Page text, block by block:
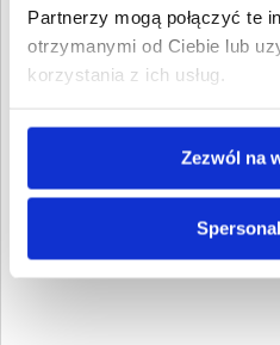
Partnerzy mogą połączyć te
otrzymanymi od Ciebie lub
korzystania z ich usług.
Zezwól na